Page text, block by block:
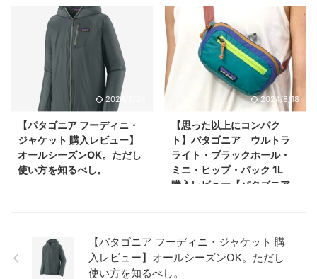
2024/8/24
【パタゴニア フーディニ・
ジャケット 購入レビュー】
オールシーズンOK。ただし
使い方を知るべし。
2024/8/18
【思った以上にコンパク
ト】パタゴニア ウルトラ
ライト・ブラックホール・
ミニ・ヒップ・パック 1L
購入レビュー【パタゴニア
【パタゴニア フーディニ・ジャケット 購
入レビュー】オールシーズンOK。ただし
使い方を知るべし。